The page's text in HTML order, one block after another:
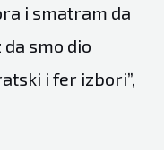
i smatram da
smo dio
i fer izbori”,